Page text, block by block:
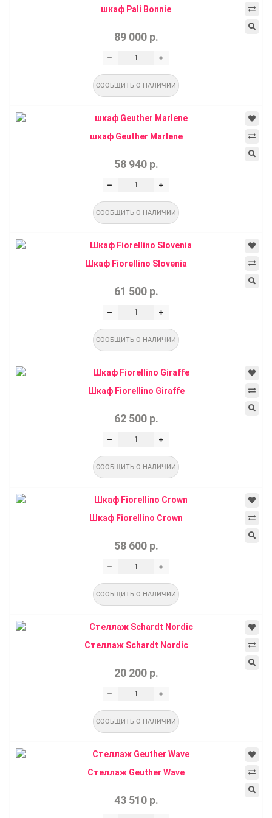
шкаф Pali Bonnie
89 000 р.
СООБЩИТЬ О НАЛИЧИИ
шкаф Geuther Marlene
58 940 р.
СООБЩИТЬ О НАЛИЧИИ
Шкаф Fiorellino Slovenia
61 500 р.
СООБЩИТЬ О НАЛИЧИИ
Шкаф Fiorellino Giraffe
62 500 р.
СООБЩИТЬ О НАЛИЧИИ
Шкаф Fiorellino Crown
58 600 р.
СООБЩИТЬ О НАЛИЧИИ
Стеллаж Schardt Nordic
20 200 р.
СООБЩИТЬ О НАЛИЧИИ
Стеллаж Geuther Wave
43 510 р.